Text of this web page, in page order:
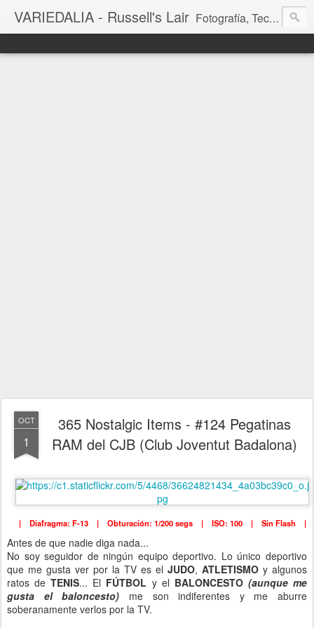
VARIEDALIA - Russell's Lair Fotografía, Tecnología, Cine y Videojuegos en un Blog Multitemática. El rinconcito del creador de FotoMuseo 3D y Left 4 SGC.
OCT
1
365 Nostalgic Items - #124 Pegatinas
RAM del CJB (Club Joventut Badalona)
| Diafragma: F-13 | Obturación: 1/200 segs | ISO: 100 | Sin Flash |
Antes de que nadie diga nada...
No soy seguidor de ningún equipo deportivo. Lo único deportivo
que me gusta ver por la TV es el JUDO, ATLETISMO y algunos
ratos deTENIS... El FÚTBOL y el BALONCESTO (aunque me
gusta el baloncesto) me son indiferentes y me aburre
soberanamente verlos por la TV.